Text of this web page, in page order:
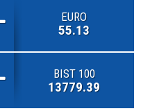
EURO
55.13
BIST 100
13779.39